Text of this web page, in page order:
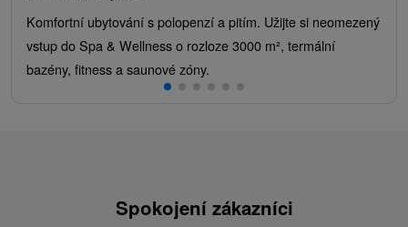
Komfortní ubytování s polopenzí a pitím. Užijte si neomezený
vstup do Spa & Wellness o rozloze 3000 m², termální
bazény, fitness a saunové zóny.
Spokojení zákazníci